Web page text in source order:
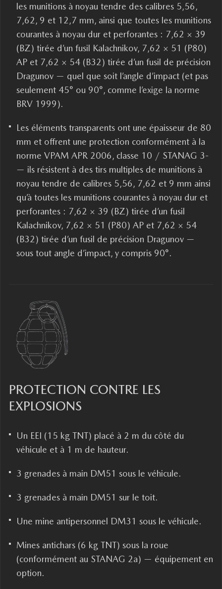
les munitions à noyau tendre des calibres 5,56,
7,62, 9 et 12,7 mm, ainsi que toutes les munitions
courantes à noyau dur et perforantes : 7,62 × 39
(BZ) tirée d’un fusil Kalachnikov, 7,62 × 51 (P80)
AP et 7,62 × 54 (B32) tirée d’un fusil de précision
Dragunov — quel que soit l’angle d’impact (et pas
seulement 45° ou 90°, comme l’exige la norme
BRV 1999).
Les éléments transparents ont une épaisseur de 80
mm et offrent une protection conformément à la
norme VPAM APR 2006, classe 10 / STANAG 3-
— ils résistent à des tirs multiples de munitions à
noyau tendre de calibres 5,56, 7,62 et 9 mm ainsi
qu’à toutes les munitions courantes à noyau dur et
perforantes : 7,62 × 39 (BZ) tirée d’un fusil
Kalachnikov, 7,62 × 51 (P80) AP et 7,62 × 54
(B32) tirée d’un fusil de précision Dragunov —
sous tout angle d’impact, y compris 90°.
PROTECTION CONTRE LES
EXPLOSIONS
Un EEI (15 kg TNT) placé à 2 m du côté du
véhicule et à 1 m de hauteur.
3 grenades à main DM51 sous le véhicule.
3 grenades à main DM51 sur le toit.
Une mine antipersonnel DM31 sous le véhicule.
Mines antichars (6 kg TNT) sous la roue
(conformément au STANAG 2a) — équipement en
option.